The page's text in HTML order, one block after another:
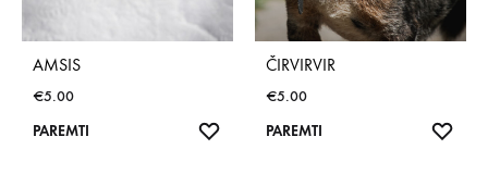
AMSIS
€5.00
PAREMTI
ČIRVIRVIR
€5.00
PAREMTI